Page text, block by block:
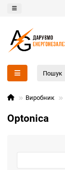
Виробник
Optonica